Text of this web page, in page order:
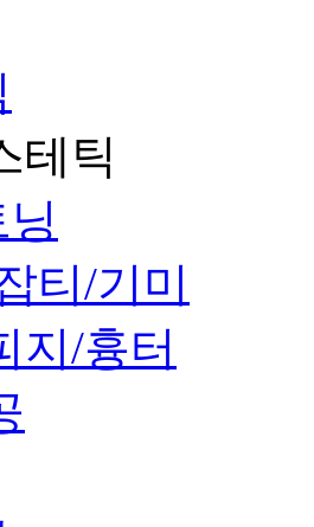
테틱
티/기미
지/흉터